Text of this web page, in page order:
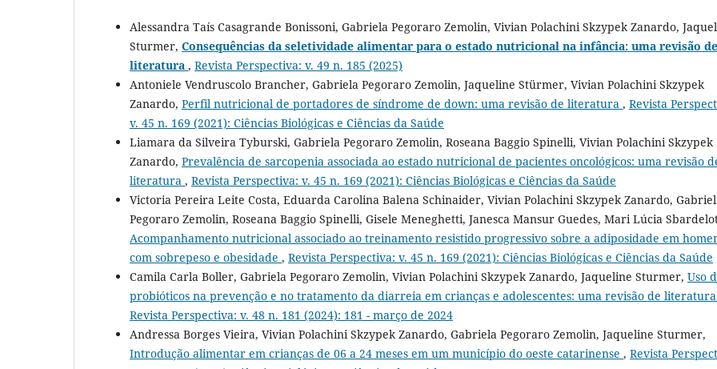
Alessandra Taís Casagrande Bonissoni, Gabriela Pegoraro Zemolin, Vivian Polachini Skzypek Zanardo,
Sturmer, Consequências da seletividade alimentar para o estado nutricional na infância: uma revisão de
literatura , Revista Perspectiva: v. 49 n. 185 (2025)
Antoniele Vendruscolo Brancher, Gabriela Pegoraro Zemolin, Jaqueline Stürmer, Vivian Polachini Skzypek
Zanardo, Perfil nutricional de portadores de síndrome de down: uma revisão de literatura , Revista
v. 45 n. 169 (2021): Ciências Biológicas e Ciências da Saúde
Liamara da Silveira Tyburski, Gabriela Pegoraro Zemolin, Roseana Baggio Spinelli, Vivian Polachini Skzypek
Zanardo, Prevalência de sarcopenia associada ao estado nutricional de pacientes oncológicos: uma revisão
literatura , Revista Perspectiva: v. 45 n. 169 (2021): Ciências Biológicas e Ciências da Saúde
Victoria Pereira Leite Costa, Eduarda Carolina Balena Schinaider, Vivian Polachini Skzypek Zanardo,
Pegoraro Zemolin, Roseana Baggio Spinelli, Gisele Meneghetti, Janesca Mansur Guedes, Mari Lúcia
Acompanhamento nutricional associado ao treinamento resistido progressivo sobre a adiposidade em
com sobrepeso e obesidade , Revista Perspectiva: v. 45 n. 169 (2021): Ciências Biológicas e Ciências da Saúde
Camila Carla Boller, Gabriela Pegoraro Zemolin, Vivian Polachini Skzypek Zanardo, Jaqueline Sturmer, Uso
probióticos na prevenção e no tratamento da diarreia em crianças e adolescentes: uma revisão de
Revista Perspectiva: v. 48 n. 181 (2024): 181 - março de 2024
Andressa Borges Vieira, Vivian Polachini Skzypek Zanardo, Gabriela Pegoraro Zemolin, Jaqueline Sturmer,
Introdução alimentar em crianças de 06 a 24 meses em um município do oeste catarinense , Revista